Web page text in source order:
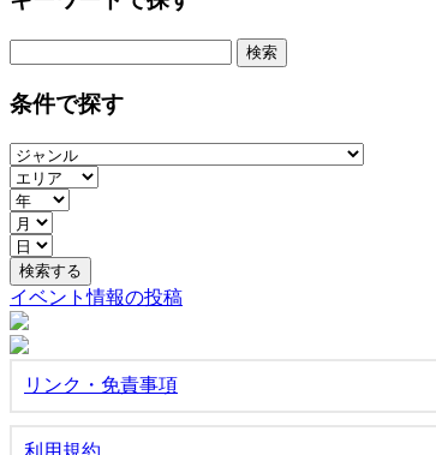
条件で探す
イベント情報の投稿
リンク・免責事項
利用規約